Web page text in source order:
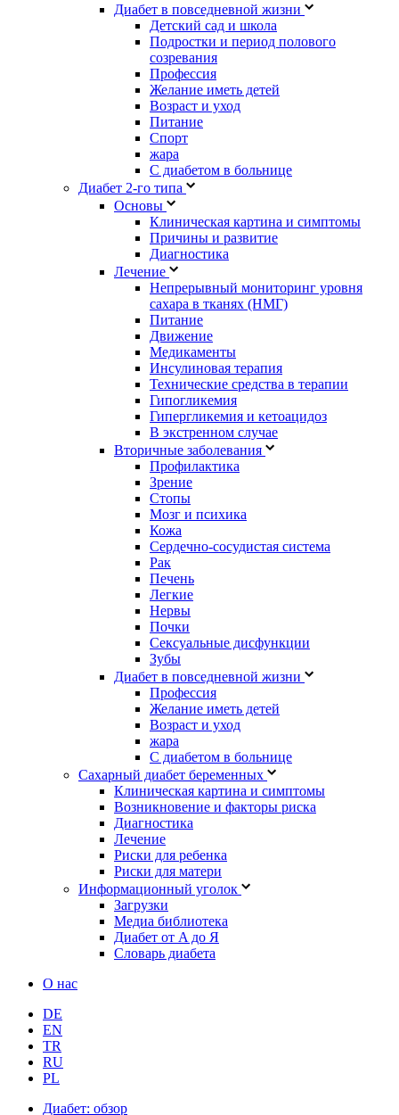
Диабет в повседневной жизни
Детский сад и школа
Подростки и период полового
созревания
Профессия
Желание иметь детей
Возраст и уход
Питание
Спорт
жара
С диабетом в больнице
Диабет 2-го типа
Основы
Клиническая картина и симптомы
Причины и развитие
Диагностика
Лечение
Непрерывный мониторинг уровня
сахара в тканях (НМГ)
Питание
Движение
Медикаменты
Инсулиновая терапия
Технические средства в терапии
Гипогликемия
Гипергликемия и кетоацидоз
В экстренном случае
Вторичные заболевания
Профилактика
Зрение
Стопы
Мозг и психика
Кожа
Сердечно-сосудистая система
Рак
Печень
Легкие
Нервы
Почки
Сексуальные дисфункции
Зубы
Диабет в повседневной жизни
Профессия
Желание иметь детей
Возраст и уход
жара
С диабетом в больнице
Сахарный диабет беременных
Клиническая картина и симптомы
Возникновение и факторы риска
Диагностика
Лечение
Риски для ребенка
Риски для матери
Информационный уголок
Загрузки
Медиа библиотека
Диабет от A до Я
Словарь диабета
О нас
DE
EN
TR
RU
PL
Диабет: обзор